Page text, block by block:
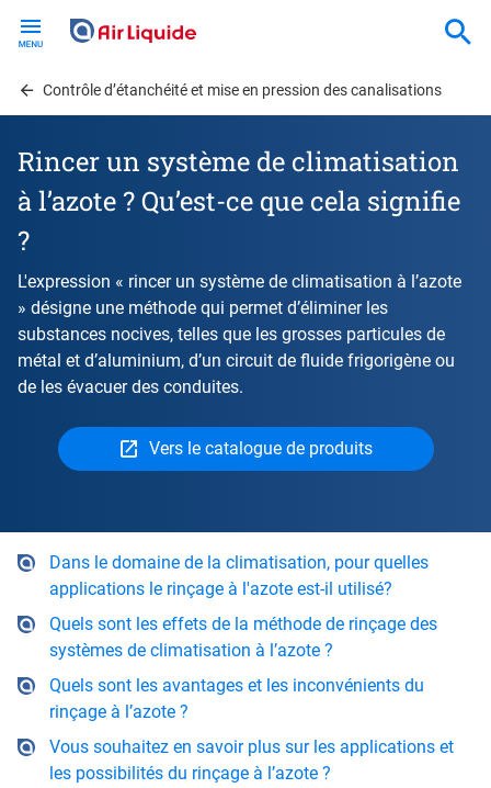
contentContrôle d’étanchéité et mise en pression des canalisations
Rincer un système de climatisation
à l’azote ? Qu’est-ce que cela signifie
?
L'expression « rincer un système de climatisation à l’azote
» désigne une méthode qui permet d’éliminer les
substances nocives, telles que les grosses particules de
métal et d’aluminium, d’un circuit de fluide frigorigène ou
de les évacuer des conduites.
Vers le catalogue de produits
Dans le domaine de la climatisation, pour quelles
applications le rinçage à l'azote est-il utilisé?
Quels sont les effets de la méthode de rinçage des
systèmes de climatisation à l’azote ?
Quels sont les avantages et les inconvénients du
rinçage à l’azote ?
Vous souhaitez en savoir plus sur les applications et
les possibilités du rinçage à l’azote ?